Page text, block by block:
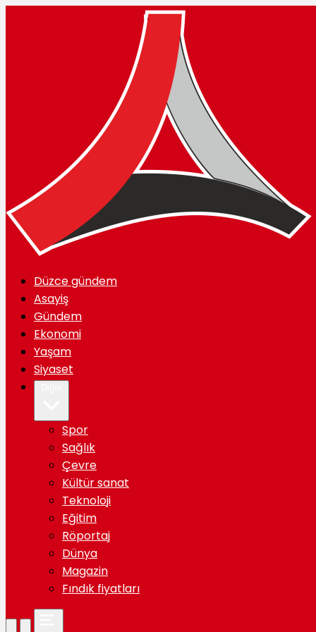
Düzce gündem
Asayiş
Gündem
Ekonomi
Yaşam
Siyaset
Spor
Sağlık
Çevre
Kültür sanat
Teknoloji
Eğitim
Röportaj
Dünya
Magazin
Fındık fiyatları